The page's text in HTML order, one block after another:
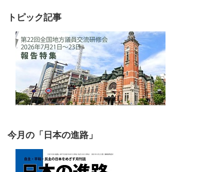
トピック記事
今月の「日本の進路」